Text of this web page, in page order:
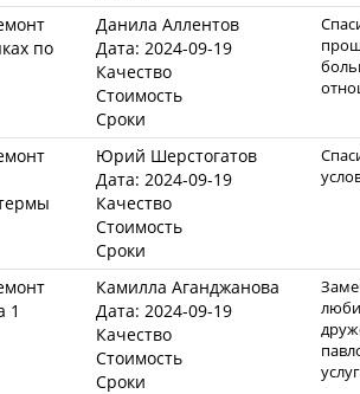
Данила Аллентов
Дата: 2024-09-19
Качество
Стоимость
Сроки
Юрий Шерстогатов
Дата: 2024-09-19
Качество
Стоимость
Сроки
Камилла Аганджанова
Дата: 2024-09-19
Качество
Стоимость
Сроки